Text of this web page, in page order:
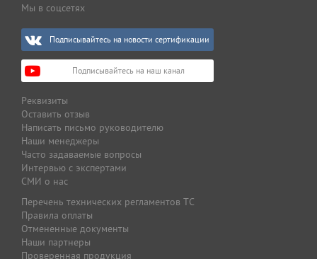
Мы в соцсетях
Подписывайтесь на новости сертификации
Подписывайтесь на наш канал
Реквизиты
Оставить отзыв
Написать письмо руководителю
Наши менеджеры
Часто задаваемые вопросы
Интервью с экспертами
СМИ о нас
Перечень технических регламентов ТС
Правила оплаты
Отмененные документы
Наши партнеры
Проверенная продукция